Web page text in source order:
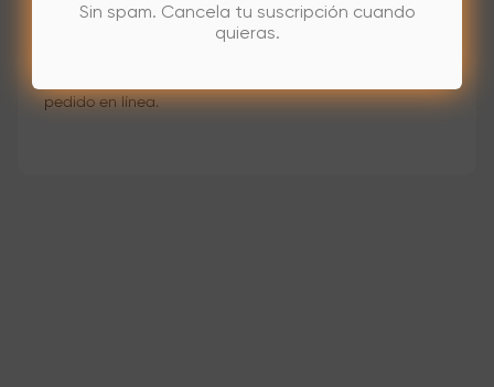
Cambia fácilmente tu ID, contraseña o información de
envío. Los cambios solo aplicarán a pedidos futuros. Para
pedido en línea.
Sin spam. Cancela tu suscripción cuando
quieras.